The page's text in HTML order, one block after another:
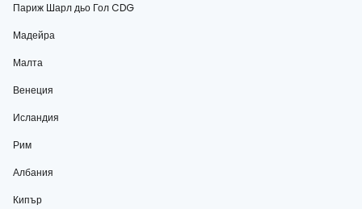
Париж Шарл дьо Гол CDG
Мадейра
Малта
Венеция
Исландия
Рим
Албания
Кипър